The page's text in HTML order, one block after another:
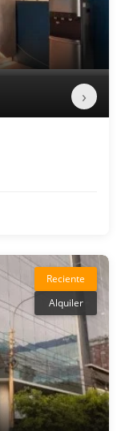
›
Reciente
Alquiler